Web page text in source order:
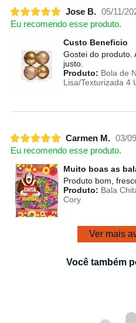
Jose B. 05/11/
Eu recomendo esse produto.
Custo Beneficio
Gostei do produto.
justo.
Produto: Bola de
Lisa/Texturizada 4
Carmen M. 03/
Eu recomendo esse produto.
Muito boas as
Produto bom,
Produto: Bala
Cory
Ver mais
Você também